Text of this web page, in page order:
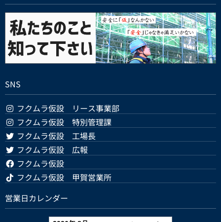
SNS
フクムラ仮設 リース事業部
フクムラ仮設 特別管理課
フクムラ仮設 工場長
フクムラ仮設 広報
フクムラ仮設
フクムラ仮設 甲賀営業所
営業日カレンダー